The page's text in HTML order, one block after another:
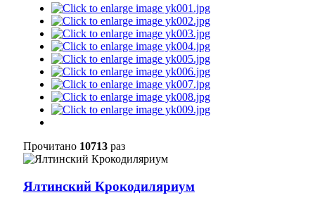
Прочитано 10713 раз
Ялтинский Крокодиляриум